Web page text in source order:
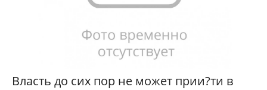
Власть до сих пор не может прии?ти в